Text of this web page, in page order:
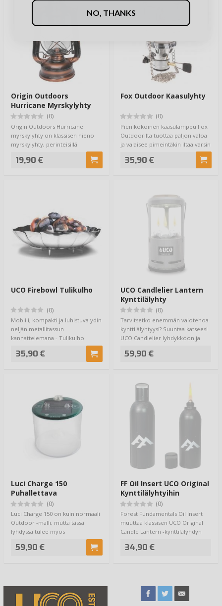
Origin Outdoors
Hurricane Myrskylyhty
(0)
Origin Outdoors Hurricane
myrskylyhty on klassisen hieno
myrskylyhty, perinteisillä
19,90 €
Fox Outdoor Kaasulyhty
(0)
Pienikokoinen kaasulamppu Fox
Outdoorilta tuottaa paljon valoa
ja valaisee pimeintäkin iltaa varsin
35,90 €
UCO Firebowl Tulikulho
(0)
Mobiili, kompakti ja luhistuva ydin
neljän metallitassun
kannattelemana - Tulikulho
35,90 €
UCO Candlelier Lantern
Kynttilälyhty
(0)
Tarvitsetko enemmän valotehoa
kynttilälyhtyysi? Suuntaa katseesi
UCO Candlelier lyhdykköön ja
59,90 €
Luci Charge 150
Puhallettava
Aurinkolyhty
(0)
Luci Charge 150 on kuin normaali
Outdoor -malli, mutta tässä
lyhdyssä tulee myös
59,90 €
FF Oil Insert UCO Original
Kynttilälyhtyihin
(0)
Forest Fundamentals Oil Insert
muuttaa klassisen UCO Original
Candle Lantern -kynttilälyhdyn
34,90 €
NO, THANKS